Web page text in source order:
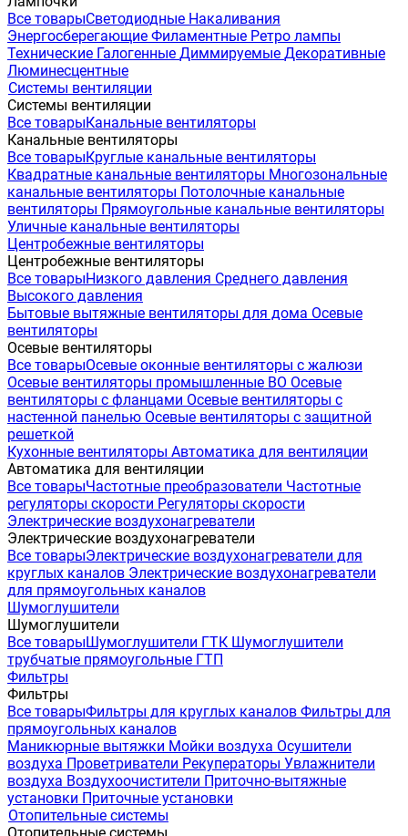
Все товарыСветодиодные Накаливания
Энергосберегающие Филаментные Ретро лампы
Технические Галогенные Диммируемые Декоративные
Люминесцентные
Системы вентиляции
Системы вентиляции
Все товарыКанальные вентиляторы
Канальные вентиляторы
Все товарыКруглые канальные вентиляторы
Квадратные канальные вентиляторы Многозональные
канальные вентиляторы Потолочные канальные
вентиляторы Прямоугольные канальные вентиляторы
Уличные канальные вентиляторы
Центробежные вентиляторы
Центробежные вентиляторы
Все товарыНизкого давления Среднего давления
Высокого давления
Бытовые вытяжные вентиляторы для дома Осевые
вентиляторы
Осевые вентиляторы
Все товарыОсевые оконные вентиляторы с жалюзи
Осевые вентиляторы промышленные ВО Осевые
вентиляторы с фланцами Осевые вентиляторы с
настенной панелью Осевые вентиляторы с защитной
решеткой
Кухонные вентиляторы Автоматика для вентиляции
Автоматика для вентиляции
Все товарыЧастотные преобразователи Частотные
регуляторы скорости Регуляторы скорости
Электрические воздухонагреватели
Электрические воздухонагреватели
Все товарыЭлектрические воздухонагреватели для
круглых каналов Электрические воздухонагреватели
для прямоугольных каналов
Шумоглушители
Шумоглушители
Все товарыШумоглушители ГТК Шумоглушители
трубчатые прямоугольные ГТП
Фильтры
Фильтры
Все товарыФильтры для круглых каналов Фильтры для
прямоугольных каналов
Маникюрные вытяжки Мойки воздуха Осушители
воздуха Проветриватели Рекуператоры Увлажнители
воздуха Воздухоочистители Приточно-вытяжные
установки Приточные установки
Отопительные системы